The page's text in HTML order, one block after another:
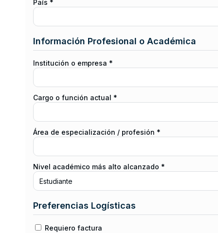
País *
Información Profesional o Académica
Institución o empresa *
Cargo o función actual *
Área de especialización / profesión *
Nivel académico más alto alcanzado *
Preferencias Logísticas
Requiero factura